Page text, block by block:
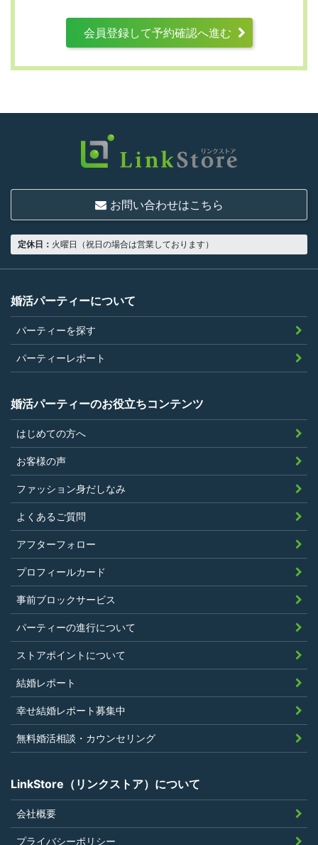
第3条 （利用資格）
いものとします。
18歳以上の独身者であること
男性は収入があること
当社の指定する環境でサービスを利用で
当社が企画するパーティープランに設定
されている年齢条件にあてはまっている
こと。
参加条件があり証明書が必要なパーティ
ーは、その条件にあてはまっており且つ
弊社が希望する証明書を持参できるこ
過去に、当社運営サービスにおいて、不
正行為、ストーカー行為、クレジットカ
ードの不正利用その他問題のある行為を
したことがないこと
暴力団等の反社会的勢力の関係者でな
く、また、法令違反あるいは公序良俗違
反行為等反社会的活動を行ったことがな
いこと
当社の独自の裁量によりLinkStoreの運営
上問題があると判断されたことがないこ
と
過去に会員登録を抹消されたり、利用停
止処分を受けたことがないこと
当社の提供するサービスと同一または類
似のサービスを提供することを業とする
法人または個人若しくはそれらの従業者
でないこと
会員登録して予約確認へ進む
お問い合わせはこちら
定休日： 火曜日（祝日の場合は営業しております）
婚活パーティーについて
パーティーを探す
パーティーレポート
婚活パーティーのお役立ちコンテンツ
はじめての方へ
お客様の声
ファッション身だしなみ
よくあるご質問
アフターフォロー
プロフィールカード
事前ブロックサービス
パーティーの進行について
ストアポイントについて
結婚レポート
幸せ結婚レポート募集中
無料婚活相談・カウンセリング
LinkStore（リンクストア）について
会社概要
プライバシーポリシー